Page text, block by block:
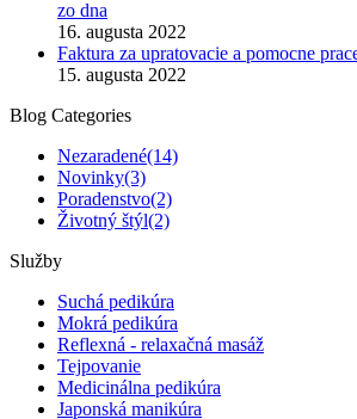
zo dna
16. augusta 2022
Faktura za upratovacie a pomocne
15. augusta 2022
Blog Categories
Nezaradené(14)
Novinky(3)
Poradenstvo(2)
Životný štýl(2)
Služby
Suchá pedikúra
Mokrá pedikúra
Reflexná - relaxačná masáž
Tejpovanie
Medicinálna pedikúra
Japonská manikúra